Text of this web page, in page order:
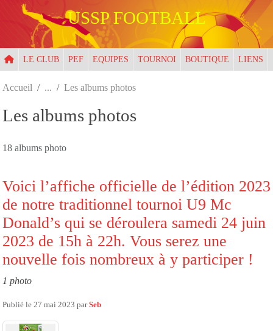
USSP FOOTBALL
LE CLUB PEF EQUIPES TOURNOI BOUTIQUE LIENS
Accueil Les albums photos
Les albums photos
18 albums photo
Voici l’affiche officielle de l’édition 2023
de notre traditionnel tournoi U9 Mc
Donald’s qui se déroulera samedi 24 juin
2023 de 15h à 22h. Vous serez une
nouvelle fois nombreux à y participer !
1 photo
Publié le 27 mai 2023 parSeb
Panneau de gestion des cookies